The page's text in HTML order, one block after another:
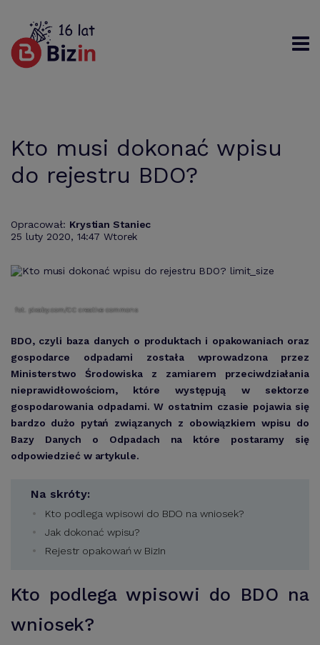
Kto musi dokonać wpisu
do rejestru BDO?
Opracował: Krystian Staniec
25 luty 2020, 14:47 Wtorek
fot. pixaby.com/CC creative commons
BDO, czyli baza danych o produktach i opakowaniach oraz
gospodarce odpadami została wprowadzona przez
Ministerstwo Środowiska z zamiarem przeciwdziałania
nieprawidłowościom, które występują w sektorze
gospodarowania odpadami. W ostatnim czasie pojawia się
bardzo dużo pytań związanych z obowiązkiem wpisu do
Bazy Danych o Odpadach na które postaramy się
odpowiedzieć w artykule.
Na skróty:
Kto podlega wpisowi do BDO na wniosek?
Jak dokonać wpisu?
Rejestr opakowań w BizIn
Kto podlega wpisowi do BDO na
wniosek?